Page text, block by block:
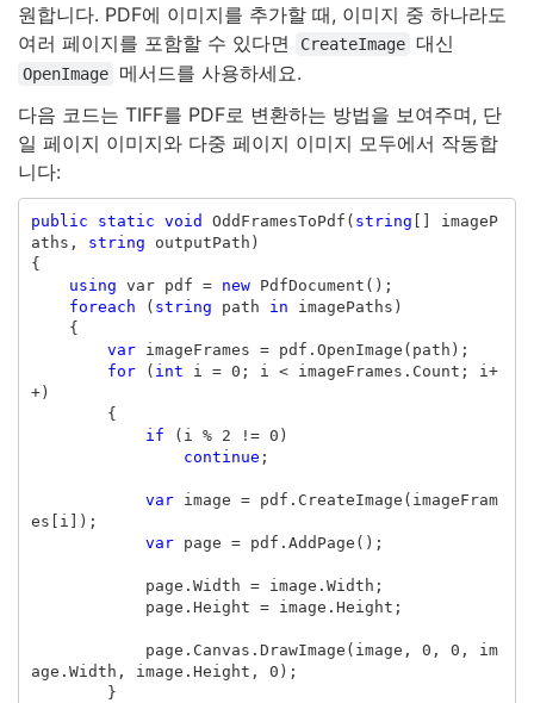
원합니다. PDF에 이미지를 추가할 때, 이미지 중 하나라도
여러 페이지를 포함할 수 있다면
CreateImage 대신
OpenImage
메서드를 사용하세요.
다음 코드는 TIFF를 PDF로 변환하는 방법을 보여주며, 단
일 페이지 이미지와 다중 페이지 이미지 모두에서 작동합
니다:
public static void OddFramesToPdf ( string
imageP
aths , string outputPath )
{
using var pdf = new PdfDocument ();
foreach
( string path in imagePaths )
{
var
imageFrames = pdf . OpenImage ( path );
for
( int i = 0 ; i < imageFrames . Count ; i +
+)
{
if
( i % 2 != 0 )
continue ;
var image = pdf . CreateImage ( imageFram
es
i
]);
var
page = pdf . AddPage ();
page . Width = image . Width ;
page . Height = image . Height ;
page . Canvas . DrawImage ( image , 0 , 0 ,
im
age . Width , image . Height , 0 );
}